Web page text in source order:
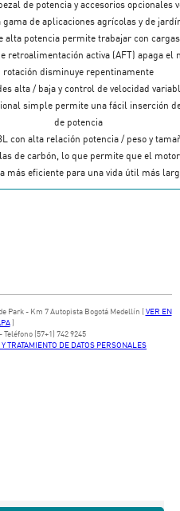
de potencia y accesorios opcionales
de aplicaciones agrícolas y de
alta potencia permite trabajar con
retroalimentación activa (AFT) apaga el
rotación disminuye repentinamente
alta / baja y control de velocidad
simple permite una fácil inserción
de potencia
con alta relación potencia / peso y
de carbón, lo que permite que el
más eficiente para una vida útil más
Park - ​Km 7 Autopista Bogotá Medellín​ ( VER EN
)
(57+1) 742 9245
TRATAMIENTO DE DATOS PERSONALES